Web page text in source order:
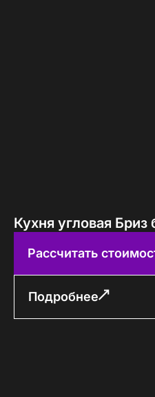
Кухня угловая Бриз
Рассчитать
Подробнее